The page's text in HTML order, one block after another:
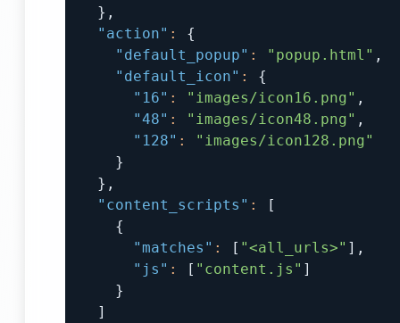
} ,
"action" :
{
"default_popup" : "popup.html" ,
"default_icon" :
{
"16" : "images/icon16.png" ,
"48" : "images/icon48.png" ,
"128" :
"images/icon128.png"
}
} ,
"content_scripts" :
[
{
"matches" : [ "<all_urls>" ] ,
"js" : [ "content.js" ]
}
]